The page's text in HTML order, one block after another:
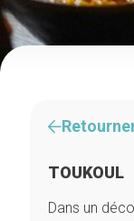
TOUKOUL
Dans un